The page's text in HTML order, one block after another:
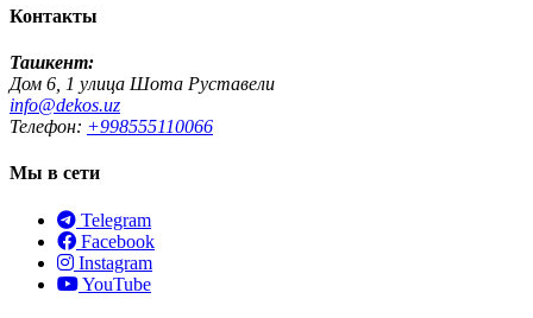
Контакты
Ташкент:
Дом 6, 1 улица Шота Руставели
info@dekos.uz
Телефон: +998555110066
Мы в сети
Telegram
Facebook
Instagram
YouTube